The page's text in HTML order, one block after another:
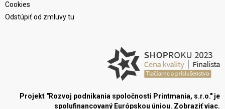
Cookies
Odstúpiť od zmluvy tu
Projekt "Rozvoj podnikania spoločnosti Printmania, s.r.o." je
spolufinancovaný Európskou úniou. Zobraziť viac.